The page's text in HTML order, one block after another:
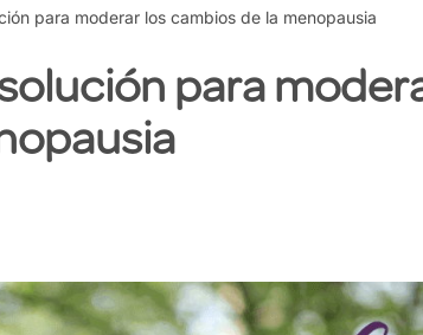
para moderar los cambios de la menopausia
para